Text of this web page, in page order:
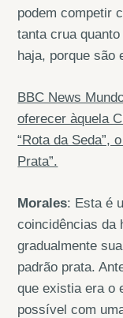
podem competir
tanta crua
haja, porque são
BBC News
oferecer àquela
“Rota da Seda”,
Prata”.
Morales: Esta é
coincidências da
gradualmente
padrão prata.
que existia era o
possível com